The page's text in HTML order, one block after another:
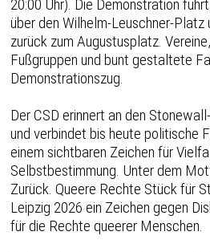
20:00 Uhr). Die Demonstration
über den Wilhelm-Leuschner-Platz
zurück zum Augustusplatz.
Fußgruppen und bunt gestaltete
Demonstrationszug.
Der CSD erinnert an den
und verbindet bis heute politische
einem sichtbaren Zeichen für
Selbstbestimmung. Unter dem
Zurück. Queere Rechte Stück für
Leipzig 2026 ein Zeichen gegen
für die Rechte queerer Menschen.